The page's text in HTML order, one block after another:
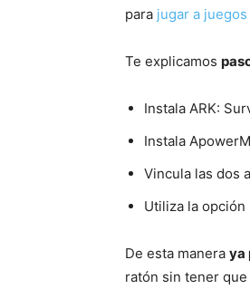
para jugar a
Te explicamos
Instala ARK:
Instala
Vincula las dos
Utiliza la
De esta manera ya
ratón sin tener